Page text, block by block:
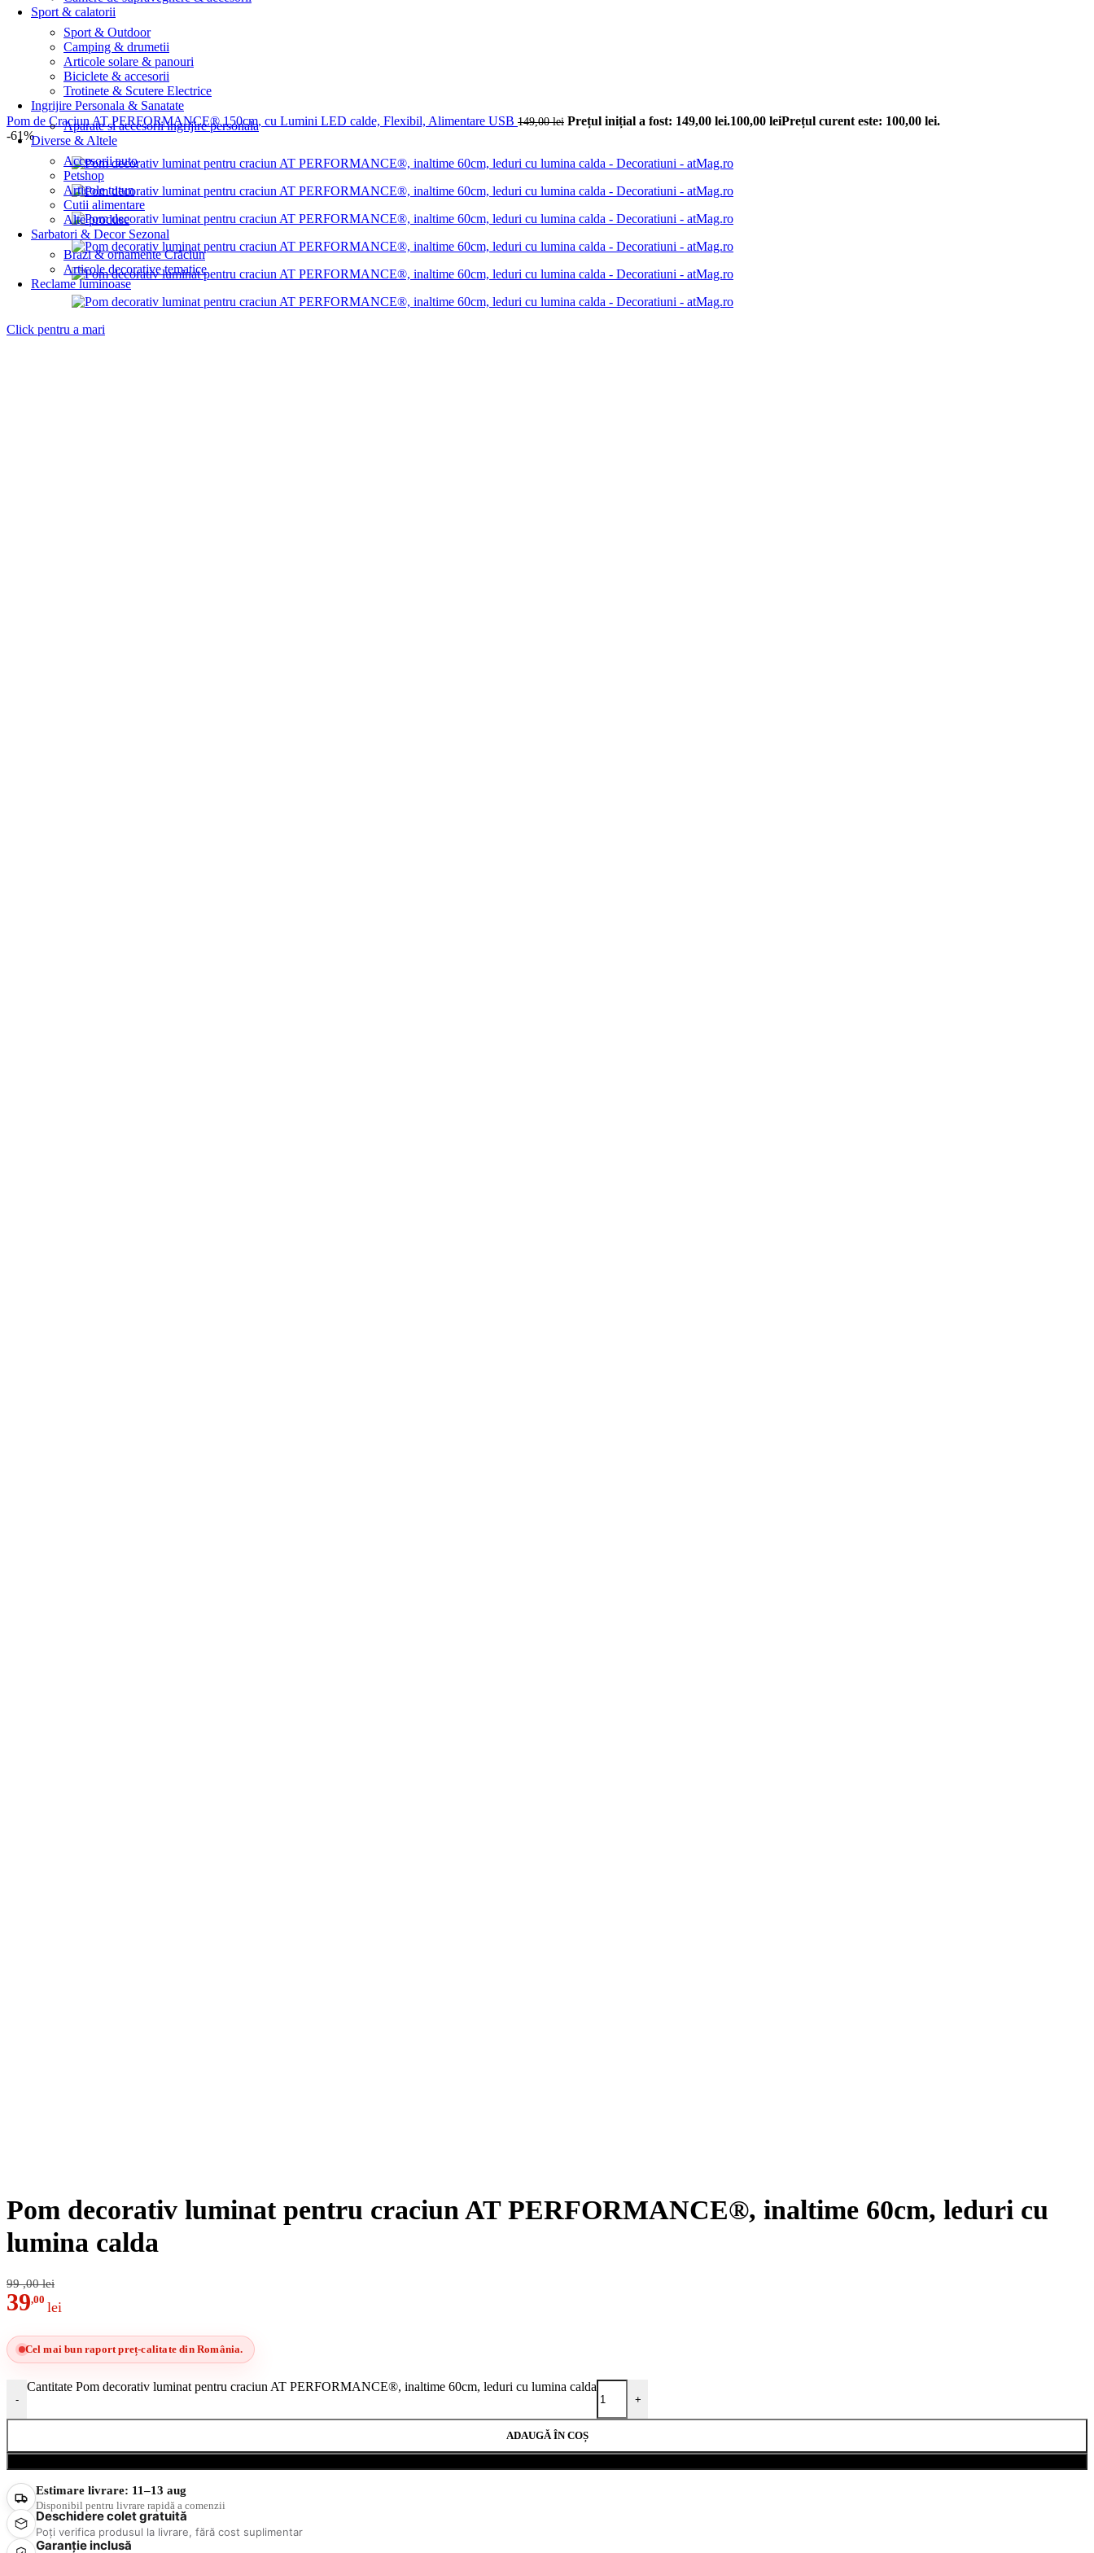
Sport & calatorii
Sport & Outdoor
Camping & drumetii
Articole solare & panouri
Biciclete & accesorii
Trotinete & Scutere Electrice
Ingrijire Personala & Sanatate
Aparate si accesorii ingrijire personala
Diverse & Altele
Accesorii auto
Petshop
Articole tutun
Cutii alimentare
Alte produse
Sarbatori & Decor Sezonal
Brazi & ornamente Crăciun
Articole decorative tematice
Reclame luminoase
Pom de Craciun AT PERFORMANCE® 150cm, cu Lumini LED calde, Flexibil, Alimentare USB 149,00lei Prețul inițial a fost: 149,00 lei.100,00 leiPrețul curent este: 100,00 lei.
-61%
Click pentru a mari
Pom decorativ luminat pentru craciun AT PERFORMANCE®, inaltime 60cm, leduri cu
lumina calda
99 ,00 lei
39,00 lei
Cel mai bun raport preț-calitate din România.
-
Cantitate Pom decorativ luminat pentru craciun AT PERFORMANCE®, inaltime 60cm, leduri cu lumina calda
+
ADAUGĂ ÎN COȘ
Estimare livrare: 11–13 aug
Disponibil pentru livrare rapidă a comenzii
Deschidere colet gratuită
Poți verifica produsul la livrare, fără cost suplimentar
Garanție inclusă